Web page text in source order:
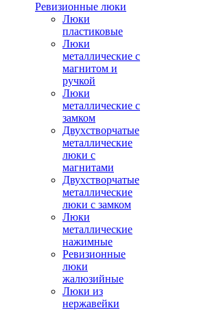
Ревизионные люки
Люки
пластиковые
Люки
металлические с
магнитом и
ручкой
Люки
металлические с
замком
Двухстворчатые
металлические
люки с
магнитами
Двухстворчатые
металлические
люки с замком
Люки
металлические
нажимные
Ревизионные
люки
жалюзийные
Люки из
нержавейки